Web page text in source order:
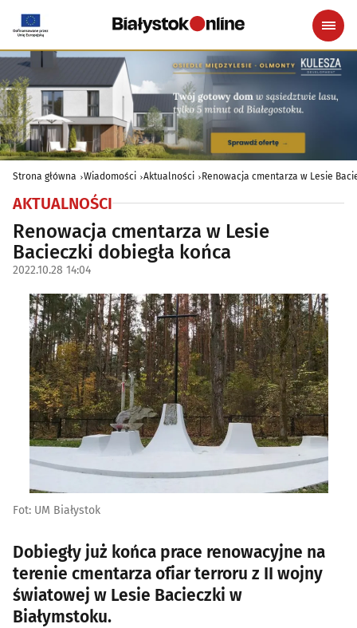
Strona główna Wiadomości Aktualności Renowacja cmentarza w Lesie
AKTUALNOŚCI
Renowacja cmentarza w Lesie
Bacieczki dobiegła końca
2022.10.28 14:04
Fot: UM Białystok
Dobiegły już końca prace renowacyjne na
terenie cmentarza ofiar terroru z II wojny
światowej w Lesie Bacieczki w
Białymstoku.